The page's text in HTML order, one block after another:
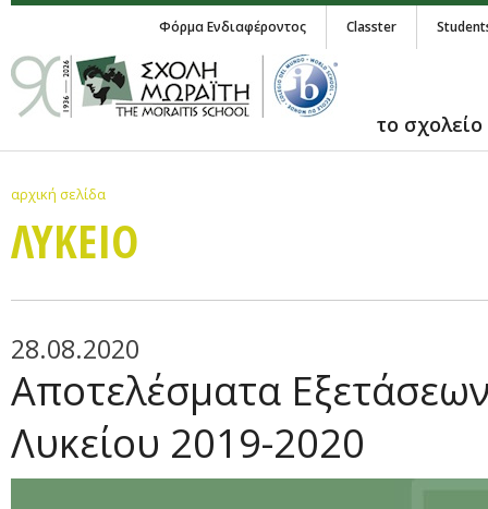
Φόρμα Ενδιαφέροντος Classter
το σχολείο
αρχική σελίδα
ΛΥΚΕΙΟ
28.08.2020
Αποτελέσματα
Λυκείου 2019-2020